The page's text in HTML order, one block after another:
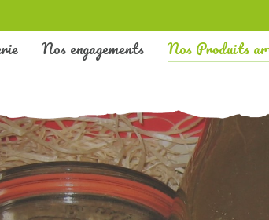
Nos engagements Nos Produits